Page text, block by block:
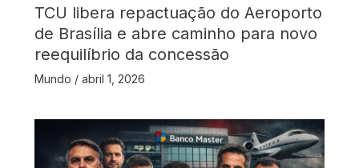
TCU libera repactuação do Aeroporto
de Brasília e abre caminho para novo
reequilíbrio da concessão
Mundo / abril 1, 2026